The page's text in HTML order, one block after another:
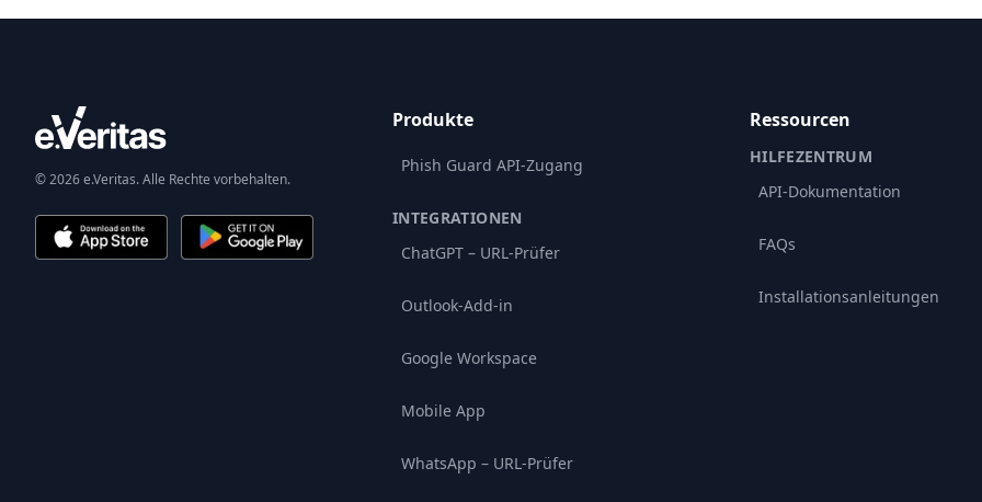
© 2026 e.Veritas. Alle Rechte vorbehalten.
Produkte
Phish Guard API-Zugang
INTEGRATIONEN
ChatGPT – URL-Prüfer
Outlook-Add-in
Google Workspace
Mobile App
WhatsApp – URL-Prüfer
Ressourcen
HILFEZENTRUM
API-Dokumentation
FAQs
Installationsanleitungen